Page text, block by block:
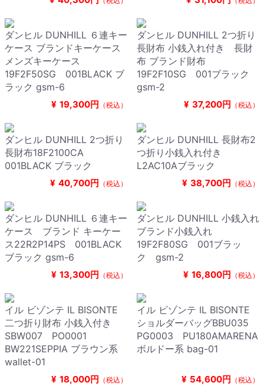
ダンヒル DUNHILL ６連キー
ケース ブランドキーケース
メンズキーケース
19F2F50SG 001BLACK ブ
ラック gsm-6
¥ 19,300円 （税込）
ダンヒル DUNHILL 2つ折り
長財布 小銭入れ付き 長財
布 ブランド財布
19F2F10SG 001ブラック
gsm-2
¥ 37,200円 （税込）
ダンヒル DUNHILL 2つ折り
長財布18F2100CA
001BLACK ブラック
¥ 40,700円 （税込）
ダンヒル DUNHILL 長財布2
つ折り小銭入れ付き
L2AC10Aブラック
¥ 38,700円 （税込）
ダンヒル DUNHILL ６連キー
ケース ブランド キーケー
ス22R2P14PS 001BLACK
ブラック gsm-6
¥ 13,300円 （税込）
ダンヒル DUNHILL 小銭入れ
ブランド小銭入れ
19F2F80SG 001ブラッ
ク gsm-2
¥ 16,800円 （税込）
イル ビゾンテ IL BISONTE
二つ折り財布 小銭入付き
SBW007 PO0001
BW221SEPPIA ブラウン系
wallet-01
¥ 18,000円 （税込）
イル ビゾンテ IL BISONTE
ショルダーバッグBBU035
PG0003 PU180AMARENA
ボルドー系 bag-01
¥ 54,600円 （税込）